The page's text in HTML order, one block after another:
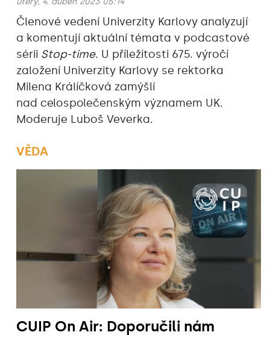
Členové vedení Univerzity Karlovy analyzují
a komentují aktuální témata v podcastové
sérii Stop-time. U příležitosti 675. výročí
založení Univerzity Karlovy se rektorka
Milena Králíčková zamýšlí
nad celospolečenským významem UK.
Moderuje Luboš Veverka.
VĚDA
CUIP On Air: Doporučili nám